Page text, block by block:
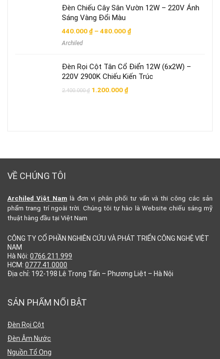
350.000 ₫
Đèn Chiếu Cây Sân Vườn 12W – 220V Ánh
Sáng Vàng Đổi Màu
440.000 ₫ – 480.000 ₫Khoảng
480.000 ₫
Archiled
Đèn Rọi Cột Tân Cổ Điển 12W (6x2W) –
220V 2900K Chiếu Kiến Trúc
2.400.000₫ Giá
1.200.000 ₫Giá
VỀ CHÚNG TÔI
Archiled Việt Nam
là đơn vị phân phối tư vấn và thi công các sản
phẩm trang trí ngoài trời. Chúng tôi tự hào là Website chiếu sáng mỹ
thuật hàng đầu tại Việt Nam
CÔNG TY CỔ PHẦN NGHIÊN CỨU VÀ PHÁT TRIỂN CÔNG NGHỆ VIỆT
NAM
Hà Nội: 0766.211.999
HCM: 0777.41.0000
Địa chỉ: 192-198 Lê Trọng Tấn – Phương Liệt – Hà Nội
SẢN PHẨM NỔI BẬT
Đèn Rọi Cột
Đèn Âm Nước
Nguồn Tổ Ong